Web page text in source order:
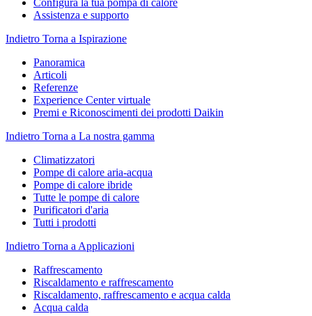
Configura la tua pompa di calore
Assistenza e supporto
Indietro Torna a Ispirazione
Panoramica
Articoli
Referenze
Experience Center virtuale
Premi e Riconoscimenti dei prodotti Daikin
Indietro Torna a La nostra gamma
Climatizzatori
Pompe di calore aria-acqua
Pompe di calore ibride
Tutte le pompe di calore
Purificatori d'aria
Tutti i prodotti
Indietro Torna a Applicazioni
Raffrescamento
Riscaldamento e raffrescamento
Riscaldamento, raffrescamento e acqua calda
Acqua calda